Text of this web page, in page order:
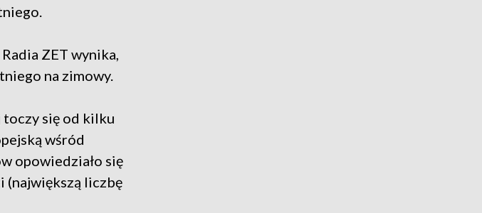
ZET wynika,
na zimowy.
toczy się od kilku
wśród
opowiedziało się
(największą liczbę